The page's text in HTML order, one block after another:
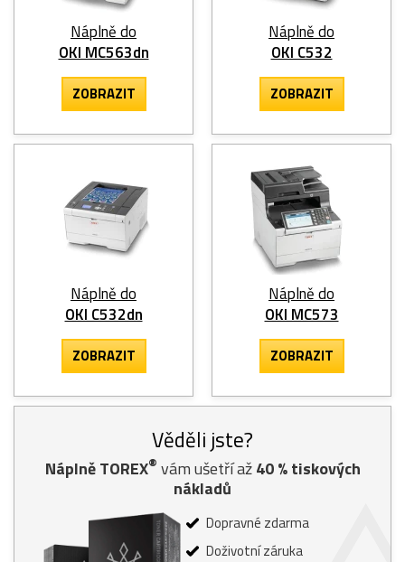
Náplně do
OKI MC563dn
ZOBRAZIT
Náplně do
OKI C532
ZOBRAZIT
Náplně do
OKI C532dn
ZOBRAZIT
Náplně do
OKI MC573
ZOBRAZIT
Věděli jste?
Náplně TOREX® vám ušetří až40% tiskových
nákladů
Dopravné zdarma
Doživotní záruka